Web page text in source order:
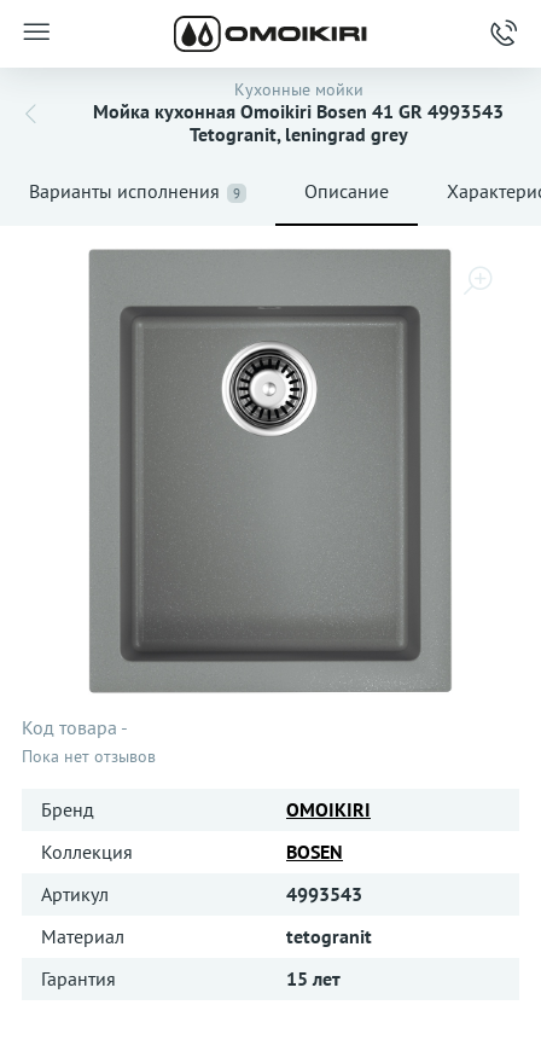
Кухонные мойки
Мойка кухонная Omoikiri Bosen 41 GR 4993543
Tetogranit, leningrad grey
Варианты исполнения 9 Описание
Код товара -
Пока нет отзывов
Бренд
OMOIKIRI
Коллекция
BOSEN
Артикул
4993543
Материал
tetogranit
Гарантия
15 лет